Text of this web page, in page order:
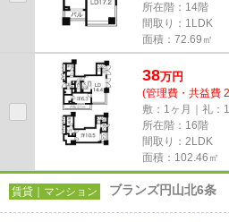
所在階：14階
間取り：1LDK
面積：72.69㎡
38万円
(管理費・共益費
敷：1ヶ月｜礼：
所在階：16階
間取り：2LDK
面積：102.46㎡
賃貸｜マンション ブランズ円山北6条